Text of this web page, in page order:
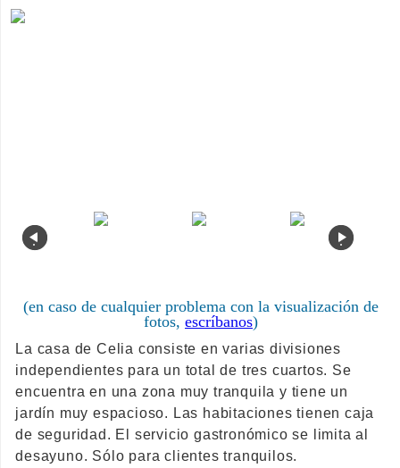
. .
(en caso de cualquier problema con la visualización de
fotos, escríbanos)
La casa de Celia consiste en varias divisiones
independientes para un total de tres cuartos. Se
encuentra en una zona muy tranquila y tiene un
jardín muy espacioso. Las habitaciones tienen caja
de seguridad. El servicio gastronómico se limita al
desayuno. Sólo para clientes tranquilos.